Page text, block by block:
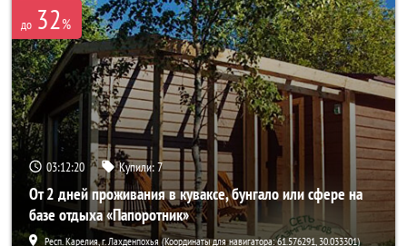
до 32%
03:12:20 Купили:7
От 2 дней проживания в куваксе, бунгало или сфере на
базе отдыха «Папоротник»
Респ. Карелия, г. Лахденпохья (Координаты для навигатора: 61.576291, 30.033301)